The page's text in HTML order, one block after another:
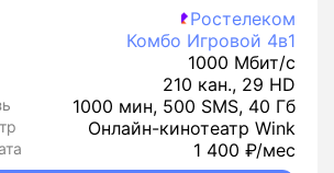
Ростелеком
Комбо Игровой 4в1
1000 Мбит/с
210 кан., 29 HD
1000 мин, 500 SMS, 40 Гб
Онлайн-кинотеатр Wink
1 400 ₽/мес